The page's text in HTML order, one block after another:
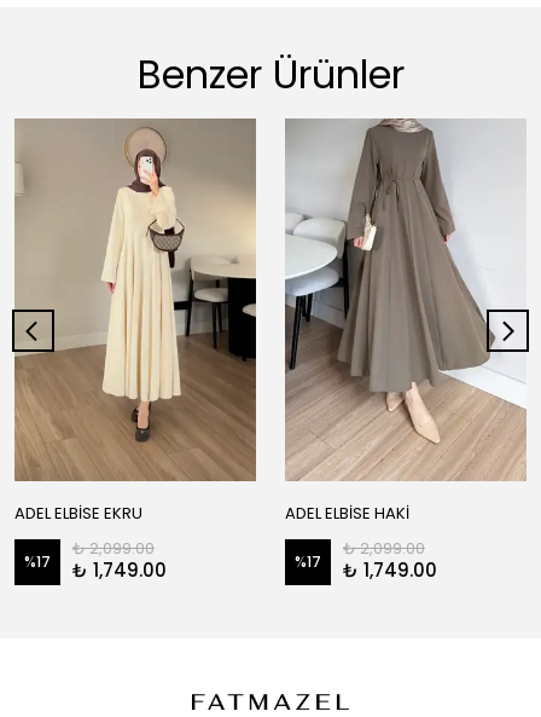
Benzer Ürünler
ADEL ELBİSE EKRU
%17
₺ 2,099.00
₺ 1,749.00
ADEL ELBİSE HAKİ
%17
₺ 2,099.00
₺ 1,749.00